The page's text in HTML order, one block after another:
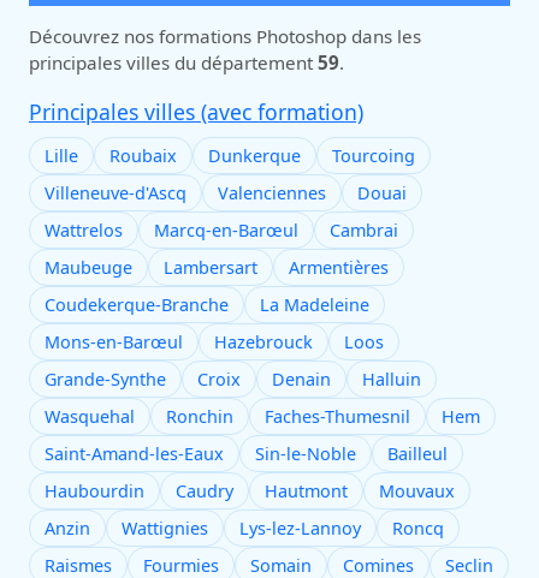
Découvrez nos formations Photoshop dans les
principales villes du département 59.
Principales villes (avec formation)
Lille Roubaix Dunkerque
Tourcoing
Villeneuve-d'Ascq
Valenciennes
Douai
Wattrelos
Marcq-en-Barœul
Cambrai
Maubeuge
Lambersart
Armentières
Coudekerque-Branche
La Madeleine
Mons-en-Barœul
Hazebrouck
Loos
Grande-Synthe
Croix Denain
Halluin
Wasquehal
Ronchin Faches-Thumesnil
Hem
Saint-Amand-les-Eaux
Sin-le-Noble
Bailleul
Haubourdin
Caudry Hautmont
Mouvaux
Anzin
Wattignies Lys-lez-Lannoy
Roncq
Raismes
Fourmies Somain Comines
Seclin